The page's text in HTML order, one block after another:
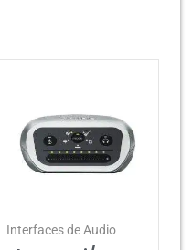
Interfaces de Audio